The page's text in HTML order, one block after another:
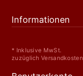
Informationen
* Inklusive MwSt.
zuzüglich Versandkosten